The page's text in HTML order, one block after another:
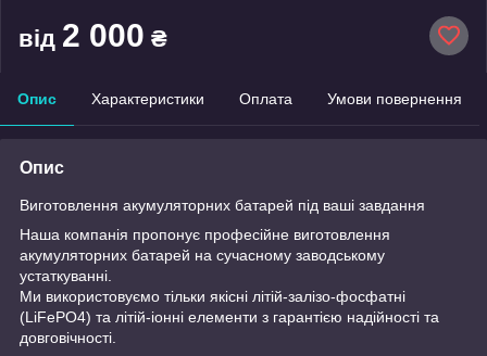
від 2 000 ₴
Опис Характеристики Оплата Умови повернення
Опис
Виготовлення акумуляторних батарей під ваші завдання
Наша компанія пропонує професійне виготовлення
акумуляторних батарей на сучасному заводському
устаткуванні.
Ми використовуємо тільки якісні літій-залізо-фосфатні
(LiFePO4) та літій-іонні елементи з гарантією надійності та
довговічності.